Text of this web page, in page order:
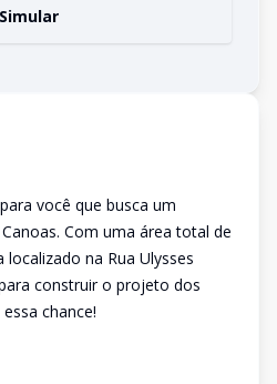
Simular
você que busca um
Com uma área total de
na Rua Ulysses
construir o projeto dos
chance!